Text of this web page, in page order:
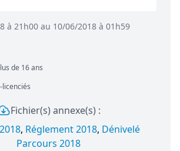
à 21h00 au 10/06/2018 à 01h59
de 16 ans
licenciés
Fichier(s) annexe(s) :
, Réglement 2018, Dénivelé
Parcours 2018